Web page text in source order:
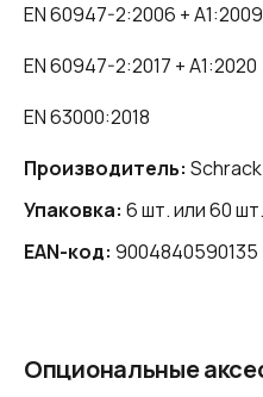
EN 60947-2:2006 +
EN 60947-2:2017 + A1:2020
EN 63000:2018
Производитель: Schrack
Упаковка: 6 шт. или 60
EAN-код: 9004840590135
Опциональные